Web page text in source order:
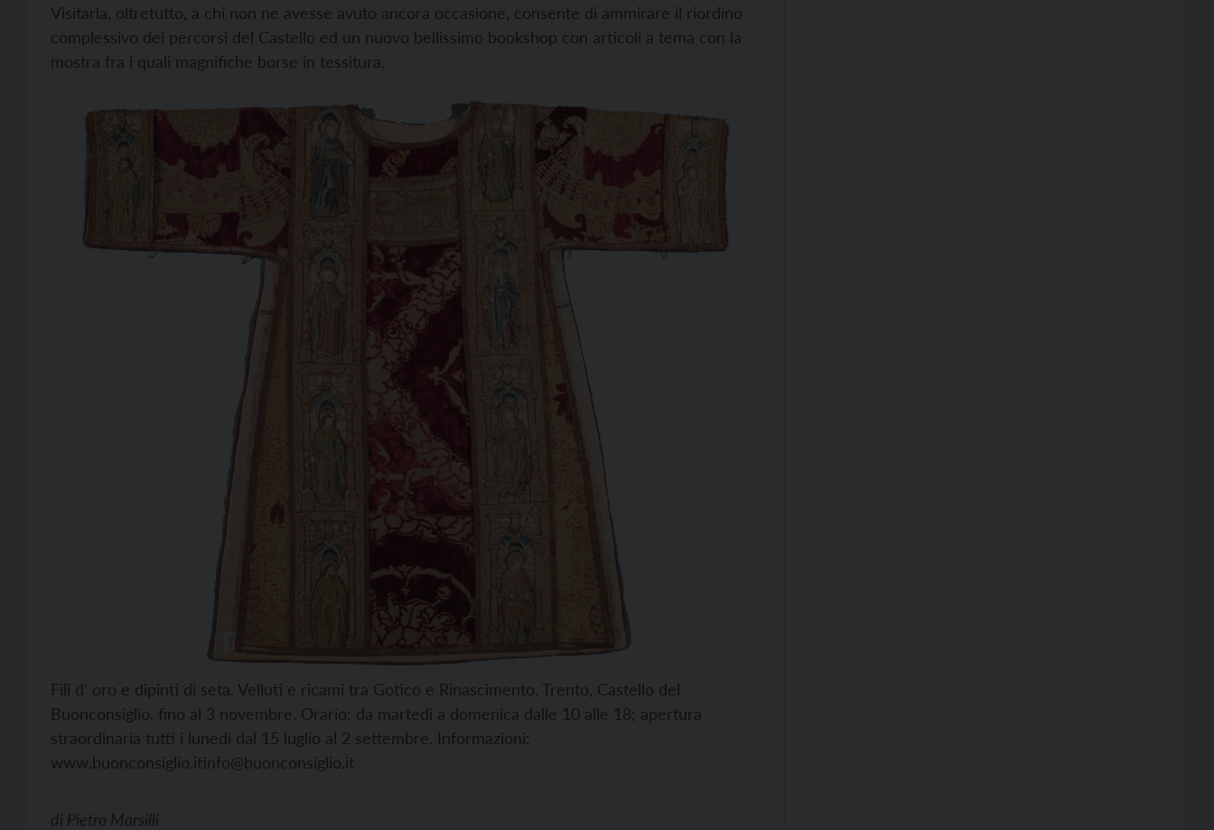
Visitarla, oltretutto, a chi non ne avesse avuto ancora occasione, consente di ammirare il riordino
complessivo dei percorsi del Castello ed un nuovo bellissimo bookshop con articoli a tema con la
mostra fra i quali magnifiche borse in tessitura.
Fili d’ oro e dipinti di seta. Velluti e ricami tra Gotico e Rinascimento, Trento, Castello del
Buonconsiglio, fino al 3 novembre. Orario: da martedì a domenica dalle 10 alle 18; apertura
straordinaria tutti i lunedì dal 15 luglio al 2 settembre. Informazioni:
www.buonconsiglio.itinfo@buonconsiglio.it
di Pietro Marsilli